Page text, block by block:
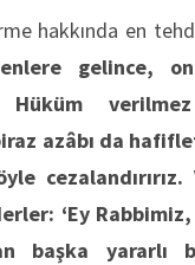
hakkında en
gelince,
Hüküm
azâbı da
‘Ey
başka yararlı